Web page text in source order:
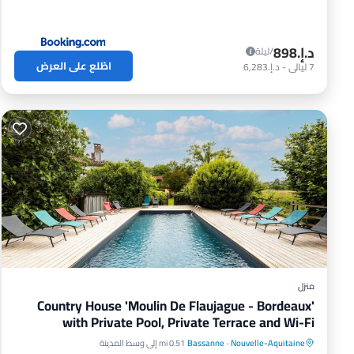
د.إ.‏898
/ليلة
7ليالي- د.إ.‏6,283 اطّلع على العرض
منزل
Country House 'Moulin De Flaujague - Bordeaux'
with Private Pool, Private Terrace and Wi-Fi
Nouvelle-Aquitaine
·
Bassanne 0.51 mi إلى وسط المدينة
مسبح خاص موقف سيارات
مسبح
سبا